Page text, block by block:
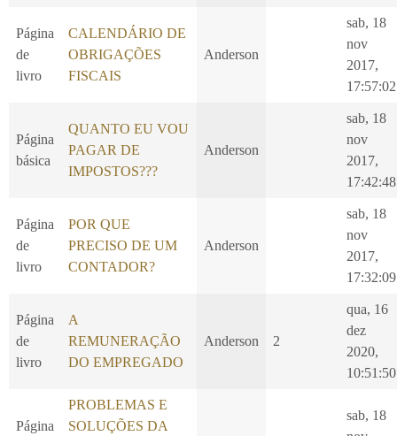
Página
de
livro
CALENDÁRIO DE
OBRIGAÇÕES
FISCAIS
Anderson
sab, 18
nov
2017,
17:57:02
Página
básica
QUANTO EU VOU
PAGAR DE
IMPOSTOS???
Anderson
sab, 18
nov
2017,
17:42:48
Página
de
livro
POR QUE
PRECISO DE UM
CONTADOR?
Anderson
sab, 18
nov
2017,
17:32:09
Página
de
livro
A
REMUNERAÇÃO
DO EMPREGADO
Anderson 2
qua, 16
dez
2020,
10:51:50
Página
PROBLEMAS E
SOLUÇÕES DA
sab, 18